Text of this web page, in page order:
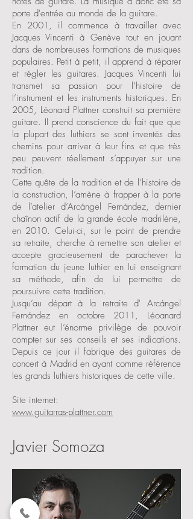
porte d'entrée au monde de la guitare.
En 2001, il commence à travailler avec
Jacques Vincenti à Genève tout en jouant
dans de nombreuses formations de musiques
populaires. Petit à petit, il apprend à réparer
et régler les guitares. Jacques Vincenti lui
transmet sa passion pour l’histoire de
l’instrument et les instruments historiques. En
2005, Léonard Plattner construit sa première
guitare. Il prend conscience du fait que que
la plupart des luthiers se sont inventés des
chemins pour arriver à leur fins et que très
peu peuvent réellement s’appuyer sur une
tradition.
Cette quête de la tradition et de l’histoire de
la construction, l’amène à frapper à la porte
de l’atelier d’Arcángel Fernández, dernier
chaînon actif de la grande école madrilène,
en 2010. Celui-ci, sur le point de prendre
sa retraite, cherche à remettre son atelier et
accepte gracieusement de parachever la
formation du jeune luthier en lui enseignant
sa méthode, afin de lui permettre de
poursuivre cette tradition.
Jusqu’au départ à la retraite d' Arcángel
Fernández en octobre 2011, Léoanard
Plattner eut l’énorme privilège de pouvoir
compter sur ses conseils et ses indications.
Depuis ce jour il fabrique des guitares de
concert à Madrid en ayant comme référence
les grands luthiers historiques de cette ville.
Site internet:
www.guitarras-plattner.com
Javier Somoza